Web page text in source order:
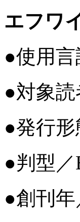
エフワ
●使用
●対象
●発行形
●判型／
●創刊年